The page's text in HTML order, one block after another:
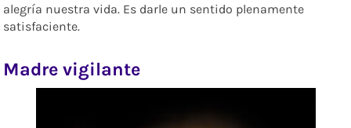
alegría nuestra vida. Es darle un sentido plenamente
satisfaciente.
Madre vigilante